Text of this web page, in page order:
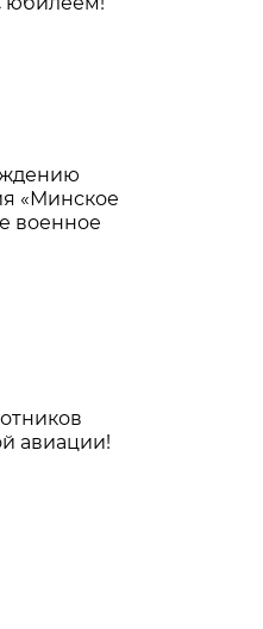
«Минское
военное
авиации!